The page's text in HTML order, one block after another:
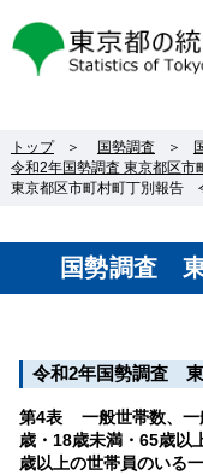
東京都の統計
トップ ＞ 国勢調査 ＞
令和2年国勢調査 東京都区市
東京都区市町村町丁別報告
国勢調査
令和2年国勢調査
第4表 一般世帯数、一
歳・18歳未満・65歳以
歳以上の世帯員のいる